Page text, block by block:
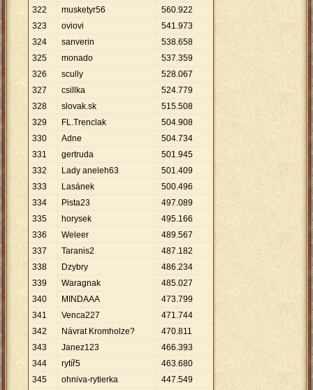
322
musketyr56 560.922
323
oviovi 541.973
324
sanverin 538.658
325
monado 537.359
326
scully 528.067
327
csillka 524.779
328
slovak.sk 515.508
329
FL.Trenclak 504.908
330
Adne 504.734
331
gertruda 501.945
332
Lady aneleh63 501.409
333
Lasánek 500.496
334
Pista23 497.089
335
horysek 495.166
336
Weleer 489.567
337
Taranis2 487.182
338
Dzybry 486.234
339
Waragnak 485.027
340
MINDAAA 473.799
341
Venca227 471.744
342
Návrat Kromholze? 470.811
343
Janez123 466.393
344
rytíř5 463.680
345
ohniva-rytierka 447.549